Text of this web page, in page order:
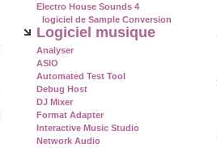
Electro House Sounds 4
logiciel de Sample Conversion
Logiciel musique
Analyser
ASIO
Automated Test Tool
Debug Host
DJ Mixer
Format Adapter
Interactive Music Studio
Network Audio